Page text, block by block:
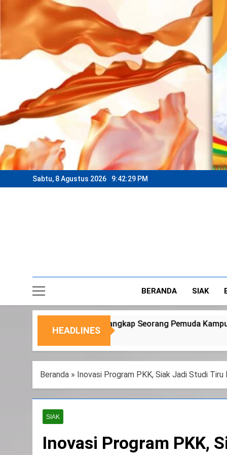
content
Sabtu, 8 Agustus 2026 9:42:32 PM
BERANDA SIAK
HEADLINES
Pemuda Kampung Temusai Dukung
Beranda » Inovasi Program PKK, Siak Jadi Studi
SIAK
Inovasi Program PKK,